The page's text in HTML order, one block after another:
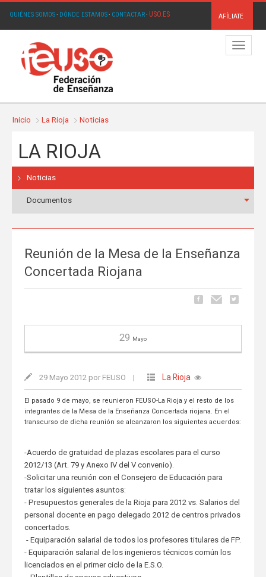
QUIÉNES SOMOS· DÓNDE ESTAMOS· CONTACTAR· USO.ES AFÍLIATE
Menú
Inicio La Rioja Noticias
LA RIOJA
Noticias
Documentos
Reunión de la Mesa de la Enseñanza
Concertada Riojana
29 Mayo
29 Mayo 2012 por FEUSO | La Rioja
El pasado 9 de mayo, se reunieron FEUSO-La Rioja y el resto de los
integrantes de la Mesa de la Enseñanza Concertada riojana. En el
transcurso de dicha reunión se alcanzaron los siguientes acuerdos:
-Acuerdo de gratuidad de plazas escolares para el curso
2012/13 (Art. 79 y Anexo IV del V convenio).
-Solicitar una reunión con el Consejero de Educación para
tratar los siguientes asuntos:
- Presupuestos generales de la Rioja para 2012 vs. Salarios del
personal docente en pago delegado 2012 de centros privados
concertados.
- Equiparación salarial de todos los profesores titulares de FP.
- Equiparación salarial de los ingenieros técnicos común los
licenciados en el primer ciclo de la E.S.O.